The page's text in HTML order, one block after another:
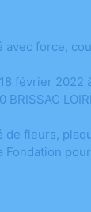
force,
février 2022
fleurs,